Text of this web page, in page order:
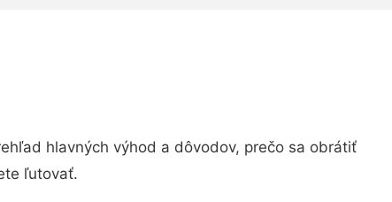
hlavných výhod a dôvodov, prečo sa obrátiť
ľutovať.